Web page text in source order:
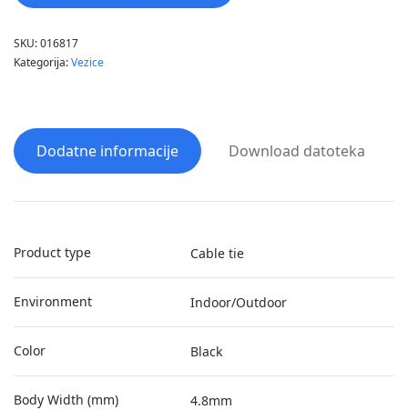
SKU:016817
Kategorija:Vezice
Dodatne informacije Download datoteka
Product type Cable tie
Environment Indoor/Outdoor
Color Black
Body Width (mm) 4.8mm